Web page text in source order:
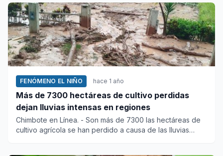
FENÓMENO EL NIÑO hace 1 año
Más de 7300 hectáreas de cultivo perdidas
dejan lluvias intensas en regiones
Chimbote en Línea. - Son más de 7300 las hectáreas de
cultivo agrícola se han perdido a causa de las lluvias